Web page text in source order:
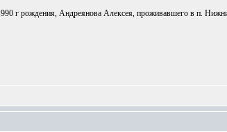
г рождения, Андреянова Алексея, проживавшего в п.